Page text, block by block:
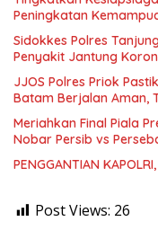
Peningkatan
Sidokkes Polres
Penyakit Jantung
JJOS Polres Priok
Batam Berjalan Aman,
Meriahkan Final Piala
Nobar Persib vs
PENGGANTIAN
Post Views: 26